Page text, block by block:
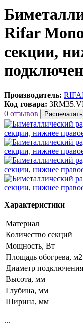
Rifar
секции,
Производитель:
Код товара:
0 отзывов
Распечатать
Характеристики
Материал
Количество секций
Мощность, Вт
Площадь обогрева, м2
Диаметр
Высота, мм
Глубина, мм
Ширина, мм
...